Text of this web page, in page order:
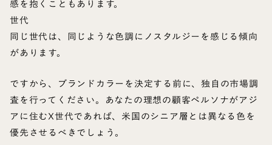
感を抱くこともあります。
世代
同じ世代は、同じような色調にノスタルジーを感じる傾向
があります。
ですから、ブランドカラーを決定する前に、独自の市場調
査を行ってください。あなたの理想の顧客ペルソナがアジ
アに住むX世代であれば、米国のシニア層とは異なる色を
優先させるべきでしょう。